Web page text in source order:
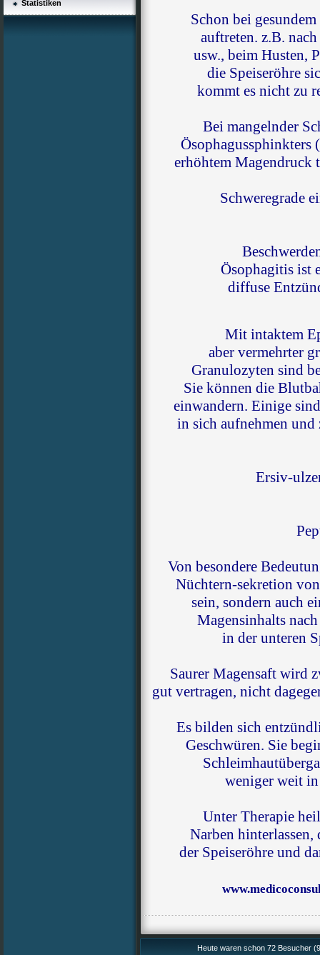
Statistiken
Schon bei
auftreten. z.B.
usw., beim Husten,
die Speiseröhre
kommt es nicht zu
Bei mangelnder
Ösophagussphinkters
erhöhtem Magendruck
Schweregrade
Ösophagitis ist
diffuse
Mit intaktem
aber vermehrter
Granulozyten sind
Sie können die
einwandern. Einige
in sich aufnehmen und
Ersiv-
Von besondere
Nüchtern-sekretion
sein, sondern auch
Magensinhalts
in der unteren
Saurer Magensaft wird
gut vertragen, nicht
Es bilden sich
Geschwüren. Sie
weniger weit
Unter Therapie
Narben
der Speiseröhre und
Heute waren schon 72 Besucher